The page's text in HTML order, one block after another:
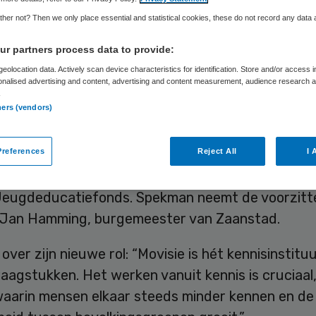
Skipr Redactie 11 oktober 2024
is benoemd tot nieuwe voorzitter van de
Spekman neemt de
Hamming, burgemeester van Zaanstad.
over zijn nieuwe rol: “Movisie is hét
Het werken vanuit kennis is
mensen elkaar steeds minder kennen en de
not? Then we only place essential and statistical cookies, these do not record any data
partners process data to provide:
data. Actively scan device characteristics for identification. Store and/or access
advertising and content, advertising and content measurement, audience research
(vendors)
Reject All I